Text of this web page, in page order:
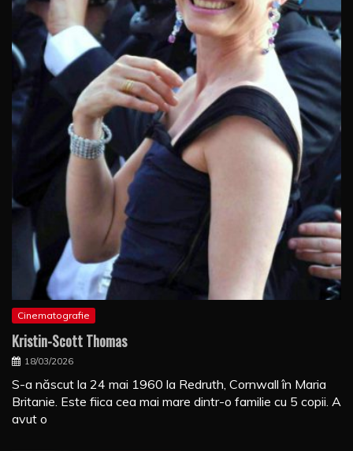
Cinematografie
Kristin-Scott Thomas
18/03/2026
S-a născut la 24 mai 1960 la Redruth, Cornwall în Maria
Britanie. Este fiica cea mai mare dintr-o familie cu 5 copii. A
avut o